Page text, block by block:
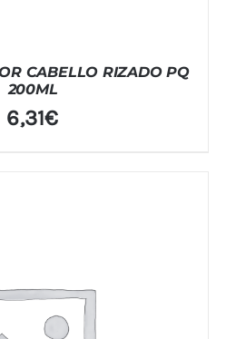
CABELLO RIZADO PQ
200ML
6,31€